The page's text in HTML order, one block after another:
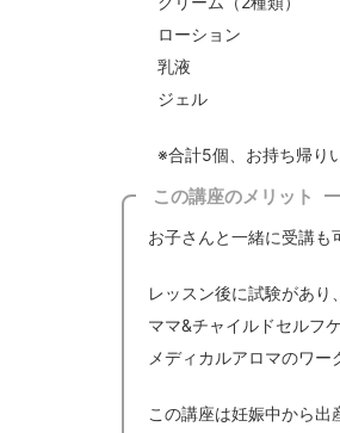
ローション
乳液
ジェル
※合計5個、お持ち帰り
この講座のメリット
お子さんと一緒に受講も
レッスン後に試験があり
ママ&チャイルドセルフ
メディカルアロマのワー
この講座は妊娠中から出